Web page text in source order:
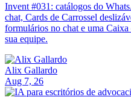
Invent #031: catálogos do
chat, Cards de Carrossel
formulários no chat e uma
sua equipe.
Alix Gallardo
Aug 7, 26